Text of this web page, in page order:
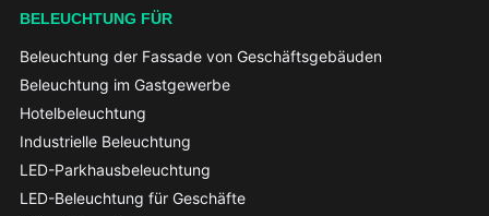
BELEUCHTUNG FÜR
Beleuchtung der Fassade von Geschäftsgebäuden
Beleuchtung im Gastgewerbe
Hotelbeleuchtung
Industrielle Beleuchtung
LED-Parkhausbeleuchtung
LED-Beleuchtung für Geschäfte